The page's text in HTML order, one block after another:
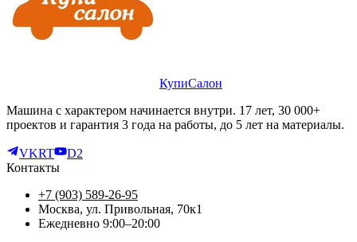
КупиСалон
Машина с характером начинается внутри. 17 лет, 30 000+
проектов и гарантия 3 года на работы, до 5 лет на материалы.
VKRT
D2
Контакты
+7 (903) 589-26-95
Москва, ул. Привольная, 70к1
Ежедневно 9:00–20:00